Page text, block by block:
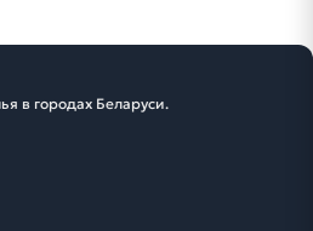
в городах Беларуси.